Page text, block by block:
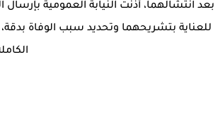
بعد انتشالهما، أذنت النيابة العمومية
للعناية بتشريحهما وتحديد سبب الوفاة